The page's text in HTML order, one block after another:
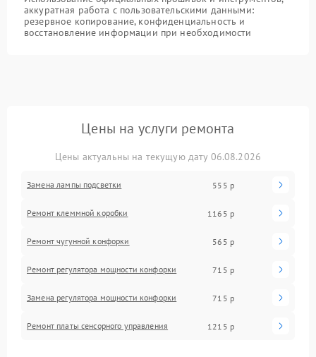
аккуратная работа с пользовательскими данными:
резервное копирование, конфиденциальность и
восстановление информации при необходимости
Цены на услуги ремонта
Цены актуальны на текущую дату 06.08.2026
Замена лампы подсветки 555 р
Ремонт клеммной коробки 1165 р
Ремонт чугунной конфорки 565 р
Ремонт регулятора мощности конфорки 715 р
Замена регулятора мощности конфорки 715 р
Ремонт платы сенсорного управления 1215 р